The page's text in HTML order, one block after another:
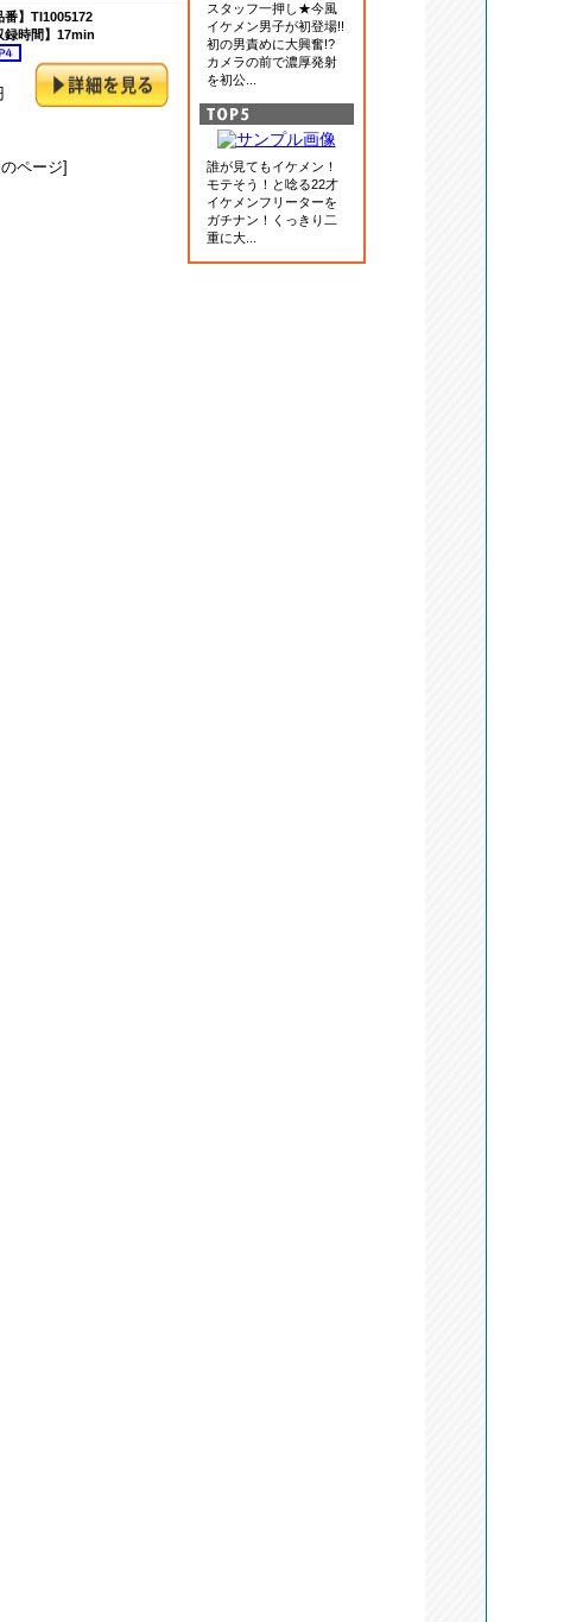
番】TI1005172
録時間】17min
ページ]
スタッフ一押し★今風
イケメン男子が初登場!!
初の男責めに大興奮!?
カメラの前で濃厚発射
を初公...
誰が見てもイケメン！
モテそう！と唸る22才
イケメンフリーターを
ガチナン！くっきり二
重に大...